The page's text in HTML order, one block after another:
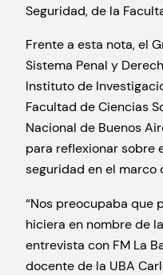
Seguridad, de la
Frente a esta nota, el
Sistema Penal y
Instituto de
Facultad de Ciencias
Nacional de Buenos
para reflexionar sobre
seguridad en el marco
“Nos preocupaba que
hiciera en nombre de
entrevista con FM La
docente de la UBA